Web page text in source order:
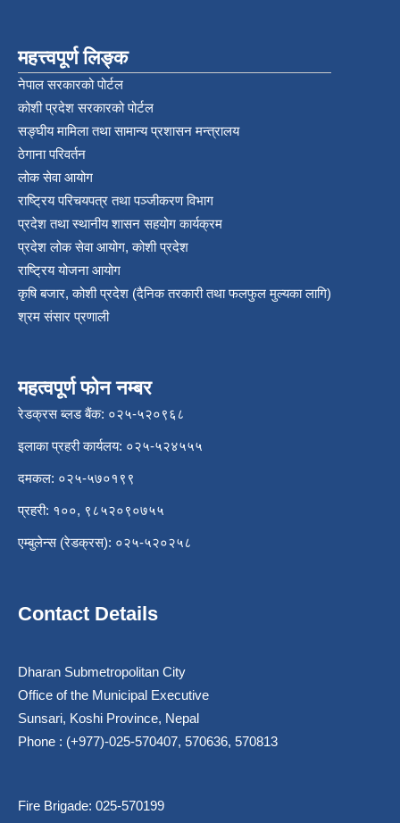
महत्त्वपूर्ण लिङ्क
नेपाल सरकारको पोर्टल
कोशी प्रदेश सरकारको पोर्टल
सङ्‍घीय मामिला तथा सामान्य प्रशासन मन्त्रालय
ठेगाना परिवर्तन
लोक सेवा आयोग
राष्ट्रिय परिचयपत्र तथा पञ्‍जीकरण विभाग
प्रदेश तथा स्थानीय शासन सहयोग कार्यक्रम
प्रदेश लोक सेवा आयोग, कोशी प्रदेश
राष्ट्रिय योजना आयोग
कृषि बजार, कोशी प्रदेश (दैनिक तरकारी तथा फलफुल मुल्यका लागि)
श्रम संसार प्रणाली
महत्वपूर्ण फोन नम्बर
रेडक्रस ब्लड बैंक: ०२५-५२०९६८
इलाका प्रहरी कार्यलय: ०२५-५२४५५५
दमकल: ०२५-५७०१९९
प्रहरी: १००, ९८५२०९०७५५
एम्बुलेन्स (रेडक्रस): ०२५-५२०२५८
Contact Details
Dharan Submetropolitan City
Office of the Municipal Executive
Sunsari, Koshi Province, Nepal
Phone : (+977)-025-570407, 570636, 570813
Fire Brigade: 025-570199